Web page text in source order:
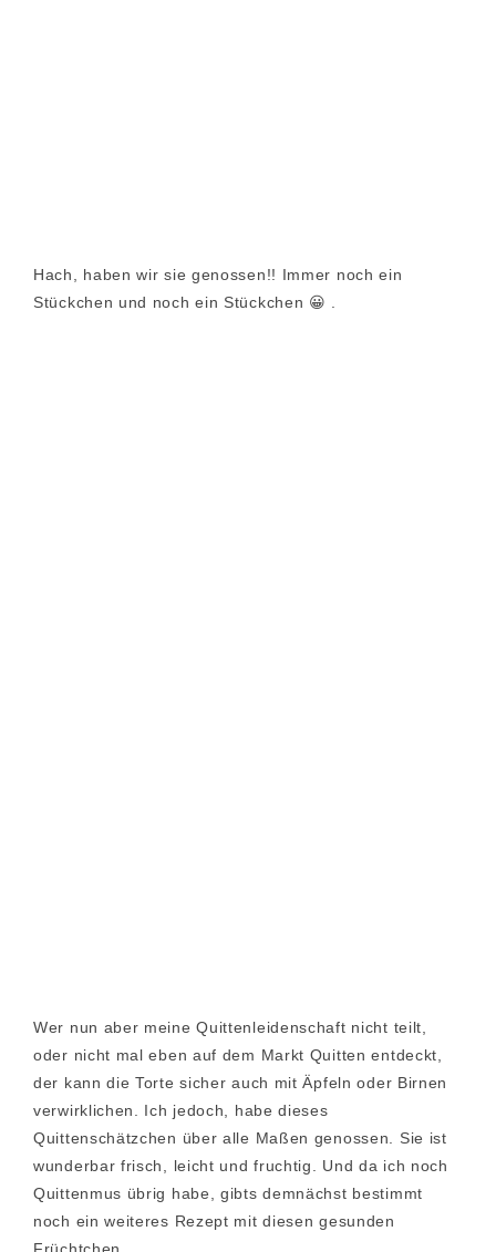
Hach, haben wir sie genossen!! Immer noch ein
Stückchen und noch ein Stückchen 😀 .
Wer nun aber meine Quittenleidenschaft nicht teilt,
oder nicht mal eben auf dem Markt Quitten entdeckt,
der kann die Torte sicher auch mit Äpfeln oder Birnen
verwirklichen. Ich jedoch, habe dieses
Quittenschätzchen über alle Maßen genossen. Sie ist
wunderbar frisch, leicht und fruchtig. Und da ich noch
Quittenmus übrig habe, gibts demnächst bestimmt
noch ein weiteres Rezept mit diesen gesunden
Früchtchen.